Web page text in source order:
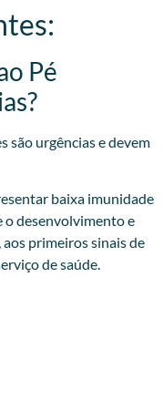
Pé
são urgências e devem
baixa imunidade
o desenvolvimento e
primeiros sinais de
de saúde.